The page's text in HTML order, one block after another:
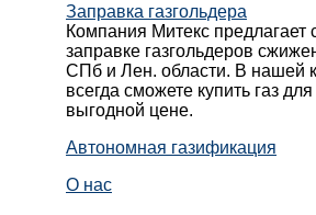
Заправка газгольдера
Компания Митекс предлагает
заправке газгольдеров
СПб и Лен. области. В нашей
всегда сможете купить газ
выгодной цене.
Автономная газификация
О нас